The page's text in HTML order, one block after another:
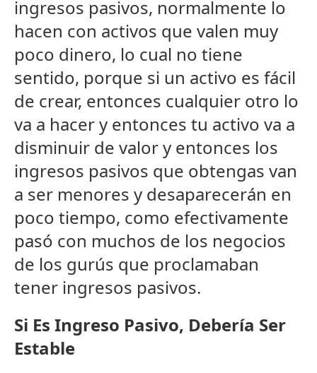
ingresos pasivos, normalmente lo
hacen con activos que valen muy
poco dinero, lo cual no tiene
sentido, porque si un activo es fácil
de crear, entonces cualquier otro lo
va a hacer y entonces tu activo va a
disminuir de valor y entonces los
ingresos pasivos que obtengas van
a ser menores y desaparecerán en
poco tiempo, como efectivamente
pasó con muchos de los negocios
de los gurús que proclamaban
tener ingresos pasivos.
Si Es Ingreso Pasivo, Debería Ser
Estable